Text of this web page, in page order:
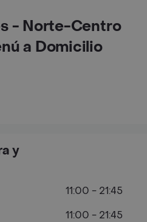
- Norte-Centro
a Domicilio
y
11:00 - 21:45
11:00 - 21:45